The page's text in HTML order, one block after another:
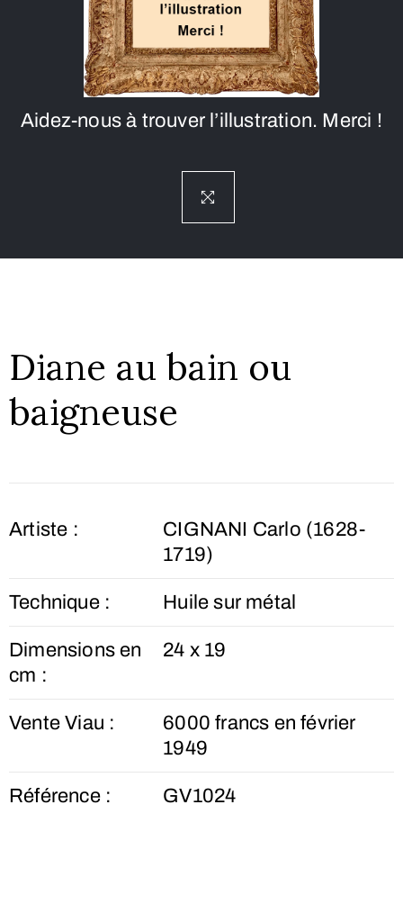
Aidez-nous à trouver l’illustration. Merci !
Diane au bain ou
baigneuse
Artiste :
CIGNANI Carlo (1628-
1719)
Technique : Huile sur métal
Dimensions en
cm :
24 x 19
Vente Viau :
6000 francs en février
1949
Référence : GV1024